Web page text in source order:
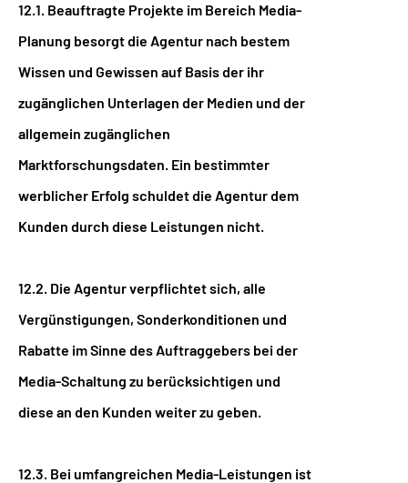
12.1. Beauftragte Projekte im Bereich Media-
Planung besorgt die Agentur nach bestem
Wissen und Gewissen auf Basis der ihr
zugänglichen Unterlagen der Medien und der
allgemein zugänglichen
Marktforschungsdaten. Ein bestimmter
werblicher Erfolg schuldet die Agentur dem
Kunden durch diese Leistungen nicht.
12.2. Die Agentur verpflichtet sich, alle
Vergünstigungen, Sonderkonditionen und
Rabatte im Sinne des Auftraggebers bei der
Media-Schaltung zu berücksichtigen und
diese an den Kunden weiter zu geben.
12.3. Bei umfangreichen Media-Leistungen ist